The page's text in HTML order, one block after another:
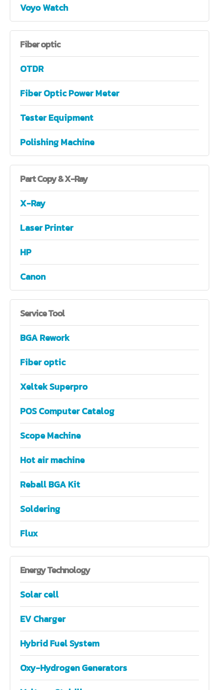
Voyo Watch
Fiberoptic
OTDR
Fiber Optic Power Meter
Tester Equipment
Polishing Machine
PartCopy & X-Ray
X-Ray
Laser Printer
HP
Canon
ServiceTool
BGA Rework
Fiber optic
Xeltek Superpro
POS Computer Catalog
Scope Machine
Hot air machine
Reball BGA Kit
Soldering
Flux
EnergyTechnology
Solar cell
EV Charger
Hybrid Fuel System
Oxy-Hydrogen Generators